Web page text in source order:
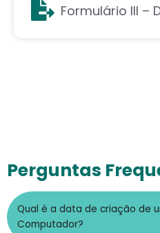
Formulário III –
Perguntas
Qual é a data de criação de
Computador?